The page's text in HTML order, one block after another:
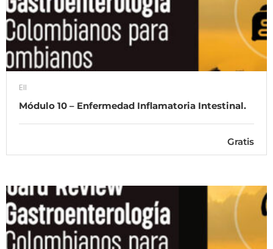
EII
Módulo 10 – Enfermedad Inflamatoria Intestinal.
Gratis